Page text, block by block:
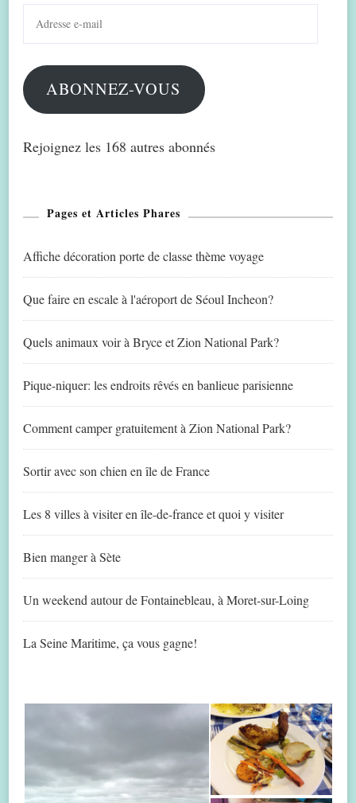
mail
ABONNEZ-VOUS
Rejoignez les 168 autres abonnés
Pages et Articles Phares
Affiche décoration porte de classe thème voyage
Que faire en escale à l'aéroport de Séoul Incheon?
Quels animaux voir à Bryce et Zion National Park?
Pique-niquer: les endroits rêvés en banlieue parisienne
Comment camper gratuitement à Zion National Park?
Sortir avec son chien en île de France
Les 8 villes à visiter en île-de-france et quoi y visiter
Bien manger à Sète
Un weekend autour de Fontainebleau, à Moret-sur-Loing
La Seine Maritime, ça vous gagne!